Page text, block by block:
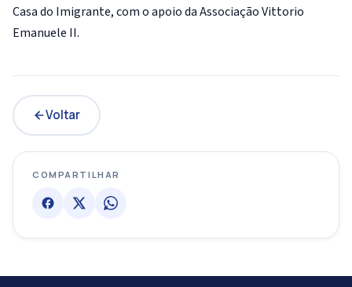
Casa do Imigrante, com o apoio da Associação Vittorio
Emanuele II.
Voltar
COMPARTILHAR